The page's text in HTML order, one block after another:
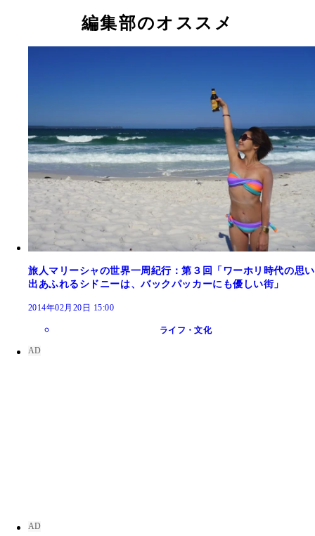
編集部のオススメ
旅人マリーシャの世界一周紀行：第３回「ワーホリ時代の思い
出あふれるシドニーは、バックパッカーにも優しい街」
2014年02月20日 15:00
ライフ・文化